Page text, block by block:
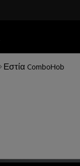
Εστία ComboHob